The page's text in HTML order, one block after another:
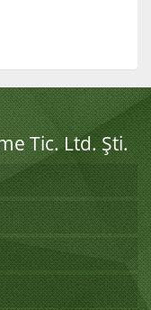
Tic. Ltd. Şti.